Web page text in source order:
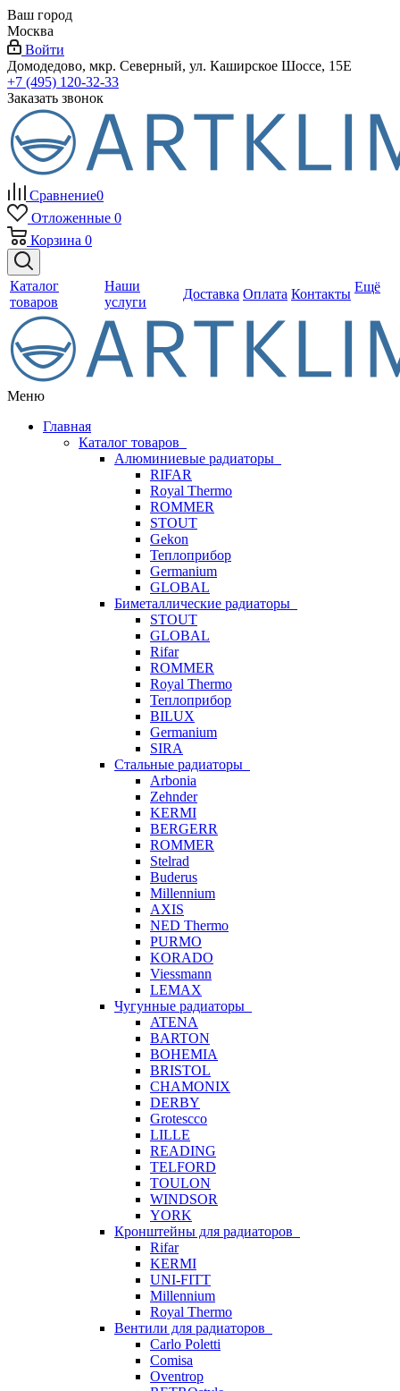
Ваш город
Москва
Войти
Домодедово, мкр. Северный, ул. Каширское Шоссе, 15Е
+7 (495) 120-32-33
Заказать звонок
Сравнение0
Отложенные 0
Корзина 0
Каталог
товаров
Наши
услуги
Доставка Оплата Контакты Ещё
Меню
Главная
Каталог товаров
Алюминиевые радиаторы
RIFAR
Royal Thermo
ROMMER
STOUT
Gekon
Теплоприбор
Germanium
GLOBAL
Биметаллические радиаторы
STOUT
GLOBAL
Rifar
ROMMER
Royal Thermo
Теплоприбор
BILUX
Germanium
SIRA
Стальные радиаторы
Arbonia
Zehnder
KERMI
BERGERR
ROMMER
Stelrad
Buderus
Millennium
AXIS
NED Thermo
PURMO
KORADO
Viessmann
LEMAX
Чугунные радиаторы
ATENA
BARTON
BOHEMIA
BRISTOL
CHAMONIX
DERBY
Grotescco
LILLE
READING
TELFORD
TOULON
WINDSOR
YORK
Кронштейны для радиаторов
Rifar
KERMI
UNI-FITT
Millennium
Royal Thermo
Вентили для радиаторов
Carlo Poletti
Comisa
Oventrop